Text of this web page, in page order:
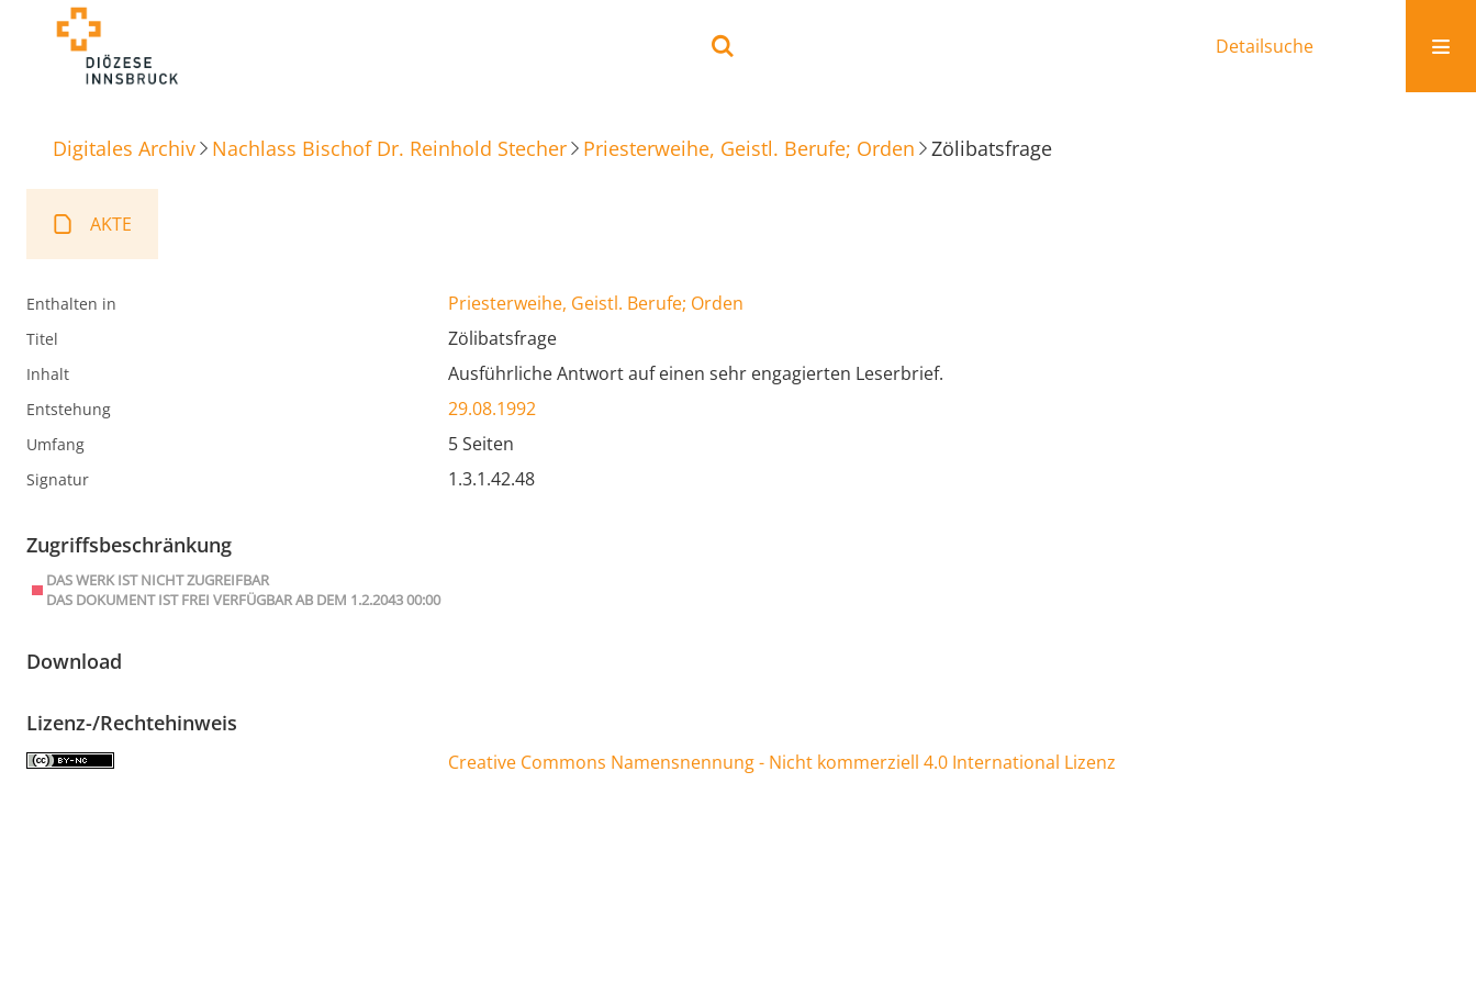
Detailsuche
Digitales Archiv Nachlass Bischof Dr. Reinhold Stecher Priesterweihe, Geistl. Berufe; Orden Zölibatsfrage
AKTE
Enthalten in Priesterweihe, Geistl. Berufe; Orden
Titel Zölibatsfrage
Inhalt Ausführliche Antwort auf einen sehr engagierten Leserbrief.
Entstehung 29.08.1992
Umfang 5 Seiten
Signatur 1.3.1.42.48
Zugriffsbeschränkung
DAS WERK IST NICHT ZUGREIFBAR
DAS DOKUMENT IST FREI VERFÜGBAR AB DEM 1.2.2043 00:00
Download
Lizenz-/Rechtehinweis
Creative Commons Namensnennung - Nicht kommerziell 4.0 International Lizenz